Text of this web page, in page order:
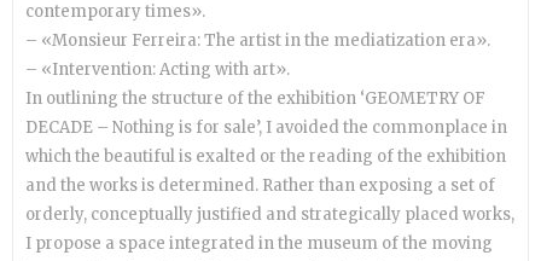
contemporary times».
– «Monsieur Ferreira: The artist in the mediatization era».
– «Intervention: Acting with art».
In outlining the structure of the exhibition ‘GEOMETRY OF
DECADE – Nothing is for sale’, I avoided the commonplace in
which the beautiful is exalted or the reading of the exhibition
and the works is determined. Rather than exposing a set of
orderly, conceptually justified and strategically placed works,
I propose a space integrated in the museum of the moving